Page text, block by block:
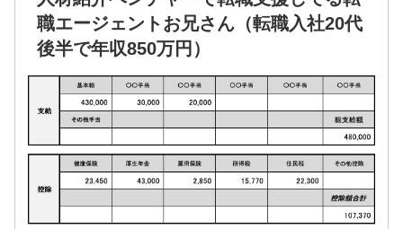
職エージェントお兄さん（転職入社20代
後半で年収850万円）